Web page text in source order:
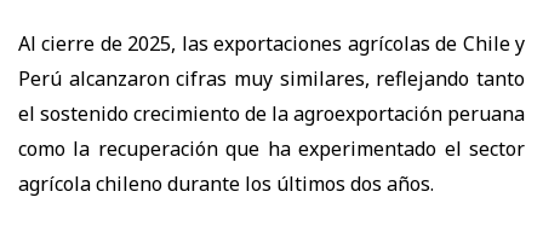
Al cierre de 2025, las exportaciones agrícolas de Chiley
Perú alcanzaron cifras muy similares, reflejando tanto
el sostenido crecimiento de la agroexportación peruana
como la recuperación que ha experimentado el sector
agrícola chileno durante los últimos dos años.